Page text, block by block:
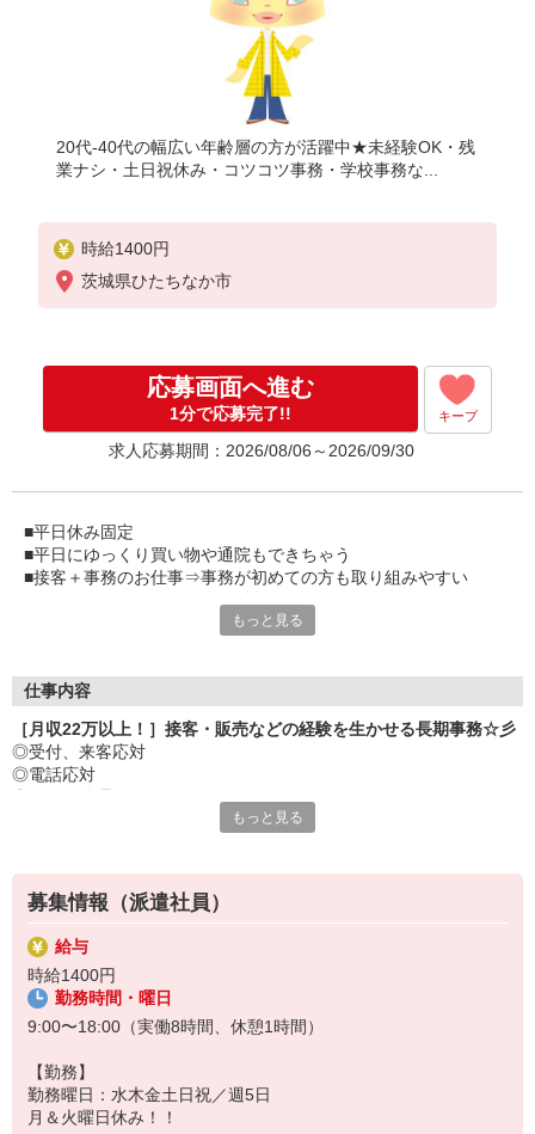
20代-40代の幅広い年齢層の方が活躍中★未経験OK・残
業ナシ・土日祝休み・コツコツ事務・学校事務な...
時給1400円
茨城県ひたちなか市
応募画面へ進む
1分で応募完了!! キープ
求人応募期間：2026/08/06～2026/09/30
■平日休み固定
■平日にゆっくり買い物や通院もできちゃう
■接客＋事務のお仕事⇒事務が初めての方も取り組みやすい
もっと見る
仕事内容
［月収22万以上！］接客・販売などの経験を生かせる長期事務☆彡
◎受付、来客応対
◎電話応対
◎伝票、見積書等の書類作成（フォーマットあり）
もっと見る
募集情報（派遣社員）
給与
時給1400円
勤務時間・曜日
9:00〜18:00（実働8時間、休憩1時間）
【勤務】
勤務曜日：水木金土日祝／週5日
月＆火曜日休み！！